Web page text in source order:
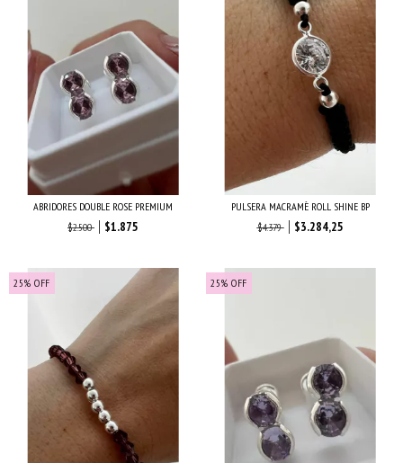
ABRIDORES DOUBLE ROSE PREMIUM
$2.500
$1.875
PULSERA MACRAMÈ ROLL SHINE BP
$4.379
$3.284,25
25% OFF 25% OFF